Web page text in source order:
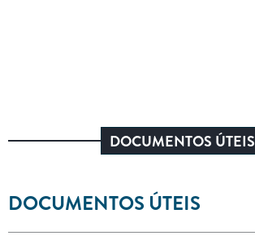
DOCUMENTOS ÚTEIS
DOCUMENTOS ÚTEIS